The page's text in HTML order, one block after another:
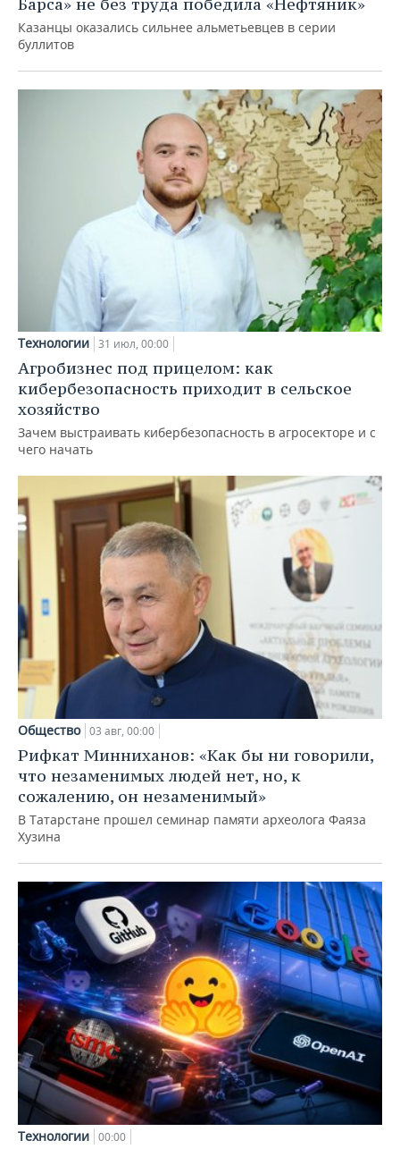
Казанцы оказались сильнее альметьевцев в серии
буллитов
Технологии 31 июл, 00:00
Агробизнес под прицелом: как
кибербезопасность приходит в сельское
хозяйство
Зачем выстраивать кибербезопасность в агросекторе и с
чего начать
Общество 03 авг, 00:00
Рифкат Минниханов: «Как бы ни говорили,
что незаменимых людей нет, но, к
сожалению, он незаменимый»
В Татарстане прошел семинар памяти археолога Фаяза
Хузина
Технологии 00:00